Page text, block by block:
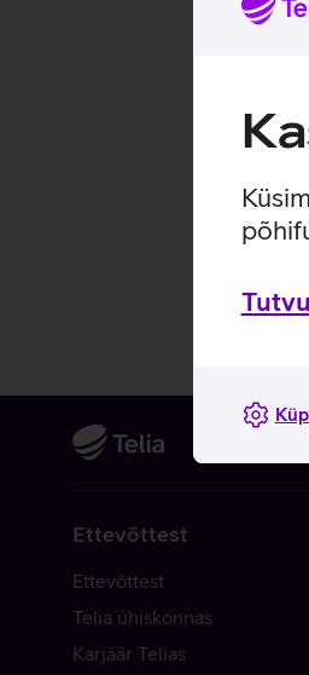
Ettevõttest
Ettevõttest
Telia ühiskonnas
Karjäär Telias